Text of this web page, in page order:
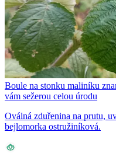
Boule na stonku maliníku
vám sežerou celou úrodu
Oválná zduřenina na prutu,
bejlomorka ostružiníková.